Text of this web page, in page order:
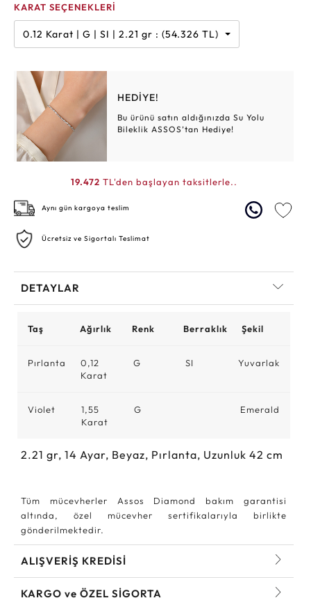
KARAT SEÇENEKLERİ
0.12 Karat | G | SI | 2.21 gr : (54.326 TL)
HEDİYE!
Bu ürünü satın aldığınızda Su Yolu
Bileklik ASSOS’tan Hediye!
19.472 TL'den başlayan taksitlerle..
Aynı gün kargoya teslim
Ücretsiz ve Sigortalı Teslimat
DETAYLAR
Taş Ağırlık Renk Berraklık Şekil
Pırlanta
0,12
Karat
G SI Yuvarlak
Violet
1,55
Karat
G Emerald
2.21 gr, 14 Ayar, Beyaz, Pırlanta, Uzunluk 42 cm
Tüm mücevherler Assos Diamond bakım garantisi
altında, özel mücevher sertifikalarıyla birlikte
gönderilmektedir.
ALIŞVERİŞ KREDİSİ
KARGO ve ÖZEL SİGORTA